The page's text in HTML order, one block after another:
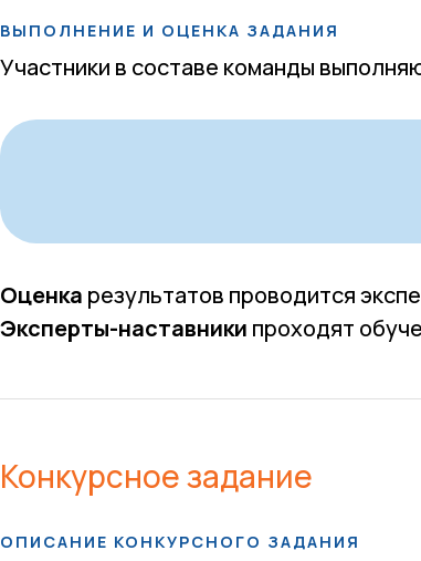
ВЫПОЛНЕНИЕ И ОЦЕНКА ЗАДАНИЯ
Участники в составе команды
Оценка результатов проводится
Эксперты-наставники проходят
Конкурсное задание
ОПИСАНИЕ КОНКУРСНОГО ЗАДАНИЯ